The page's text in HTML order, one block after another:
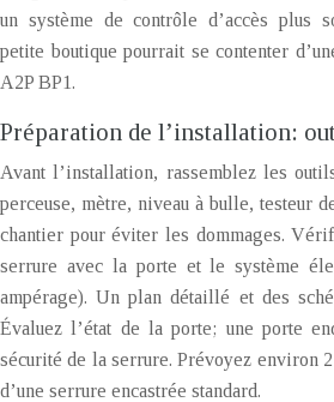
un système de contrôle d’accès plus
petite boutique pourrait se contenter
A2P BP1.
Préparation de l’installation:
Avant l’installation, rassemblez les
perceuse, mètre, niveau à bulle, testeur
chantier pour éviter les dommages.
serrure avec la porte et le système
ampérage). Un plan détaillé et des
Évaluez l’état de la porte; une porte
sécurité de la serrure. Prévoyez environ
d’une serrure encastrée standard.